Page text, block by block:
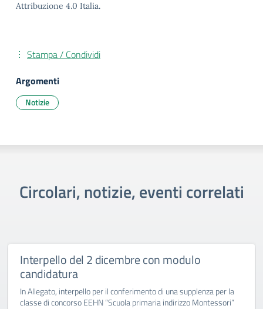
Attribuzione 4.0 Italia.
Stampa / Condividi
Argomenti
Notizie
Circolari, notizie, eventi correlati
Interpello del 2 dicembre con modulo
candidatura
In Allegato, interpello per il conferimento di una supplenza per la
classe di concorso EEHN “Scuola primaria indirizzo Montessori”